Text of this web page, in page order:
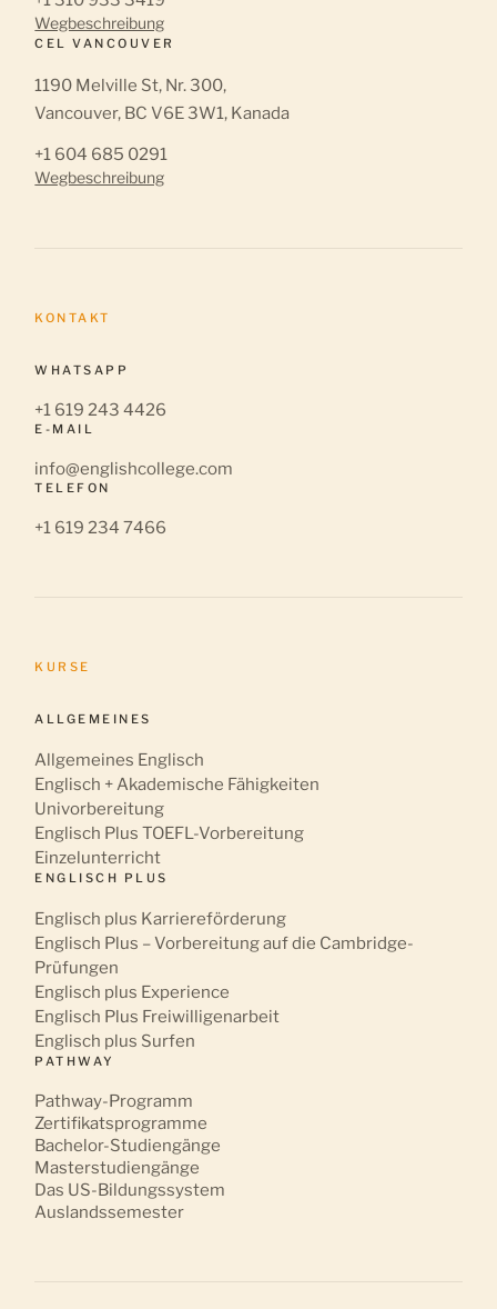
Wegbeschreibung
CEL VANCOUVER
1190 Melville St, Nr. 300,
Vancouver, BC V6E 3W1, Kanada
+1 604 685 0291
Wegbeschreibung
KONTAKT
WHATSAPP
+1 619 243 4426
E-MAIL
info@englishcollege.com
TELEFON
+1 619 234 7466
KURSE
ALLGEMEINES
Allgemeines Englisch
Englisch + Akademische Fähigkeiten
Univorbereitung
Englisch Plus TOEFL-Vorbereitung
Einzelunterricht
ENGLISCH PLUS
Englisch plus Karriereförderung
Englisch Plus – Vorbereitung auf die Cambridge-
Prüfungen
Englisch plus Experience
Englisch Plus Freiwilligenarbeit
Englisch plus Surfen
PATHWAY
Pathway-Programm
Zertifikatsprogramme
Bachelor-Studiengänge
Masterstudiengänge
Das US-Bildungssystem
Auslandssemester